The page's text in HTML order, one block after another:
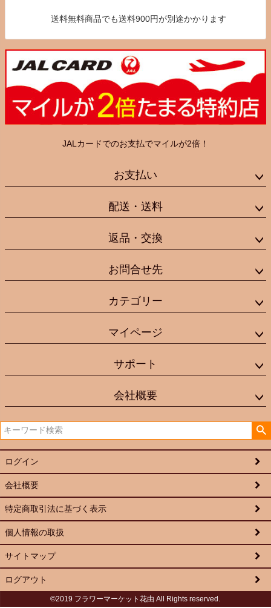
送料無料商品でも送料900円が別途かかります
JALカードでのお支払でマイルが2倍！
お支払い
配送・送料
返品・交換
お問合せ先
カテゴリー
マイページ
サポート
会社概要
ログイン
会社概要
特定商取引法に基づく表示
個人情報の取扱
サイトマップ
ログアウト
©2019 フラワーマーケット花由 All Rights reserved.